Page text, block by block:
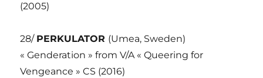
(2005)
28/ PERKULATOR (Umea, Sweden)
« Genderation » from V/A « Queering for
Vengeance » CS (2016)